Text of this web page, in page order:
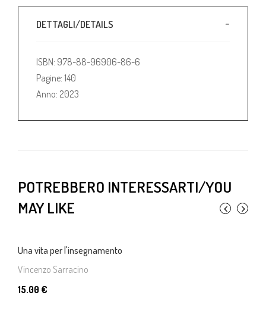
DETTAGLI/DETAILS
ISBN: 978-88-96906-86-6
Pagine: 140
Anno: 2023
POTREBBERO INTERESSARTI/YOU
MAY LIKE
Una vita per l'insegnamento
Vincenzo Sarracino
15.00 €